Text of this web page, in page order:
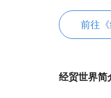
前往
经贸世界简